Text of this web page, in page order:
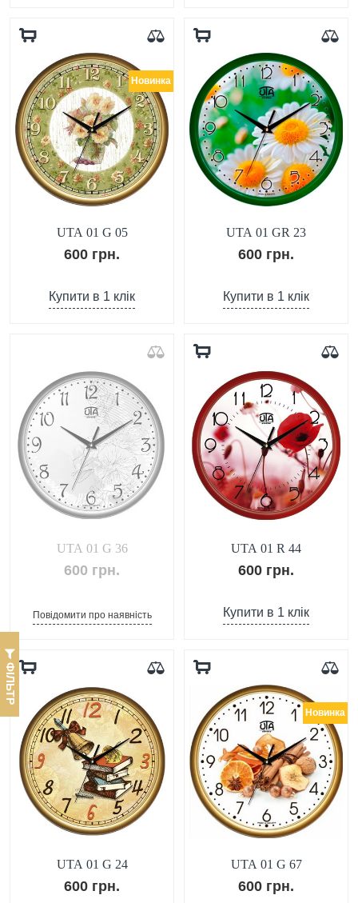
ФІЛЬТР
Новинка
UTA 01 G 05
600 грн.
Купити в 1 клік
UTA 01 GR 23
600 грн.
Купити в 1 клік
UTA 01 G 36
600 грн.
Повідомити про наявність
UTA 01 R 44
600 грн.
Купити в 1 клік
UTA 01 G 24
600 грн.
Новинка
UTA 01 G 67
600 грн.